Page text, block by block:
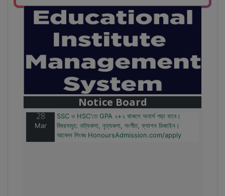
Notice Board
বাজেটের মধ্যে প্রাইভেট ইউনিভার্সিটিতে অনার্স পড়ার সুযোগ।
২০টির অধিক বিষয়, ৪ বছরে মোট খরচ ২ লক্ষ থেকে ৫ লক্ষ টাকা।
আবেদন লিংকঃ HonoursAdmission.com/apply
28
Mar
SSC ও HSC'তে GPA ২+২ থাকলে অনার্স পড়া যাবে।
বিষয়সমূহ: নাট্যকলা, নৃত্যকলা, সংগীত, ফ্যাশন ডিজাইন।
আবেদন লিংকঃ HonoursAdmission.com/apply